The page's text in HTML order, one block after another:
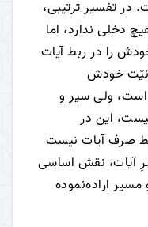
در تفسیر ترتیبی،
دخلی ندارد، اما
را در ربط آیات
خودش
است، ولی سیر و
این در
صرف آیات نیست
آیات، نقش اساسی
مسیر اراده‌نموده